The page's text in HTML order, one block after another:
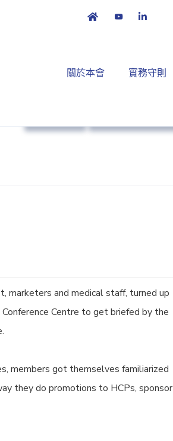
關於本會 實務守則
marketers and medical staff, turned up
Centre to get briefed by the
members got themselves familiarized
they do promotions to HCPs, sponsor